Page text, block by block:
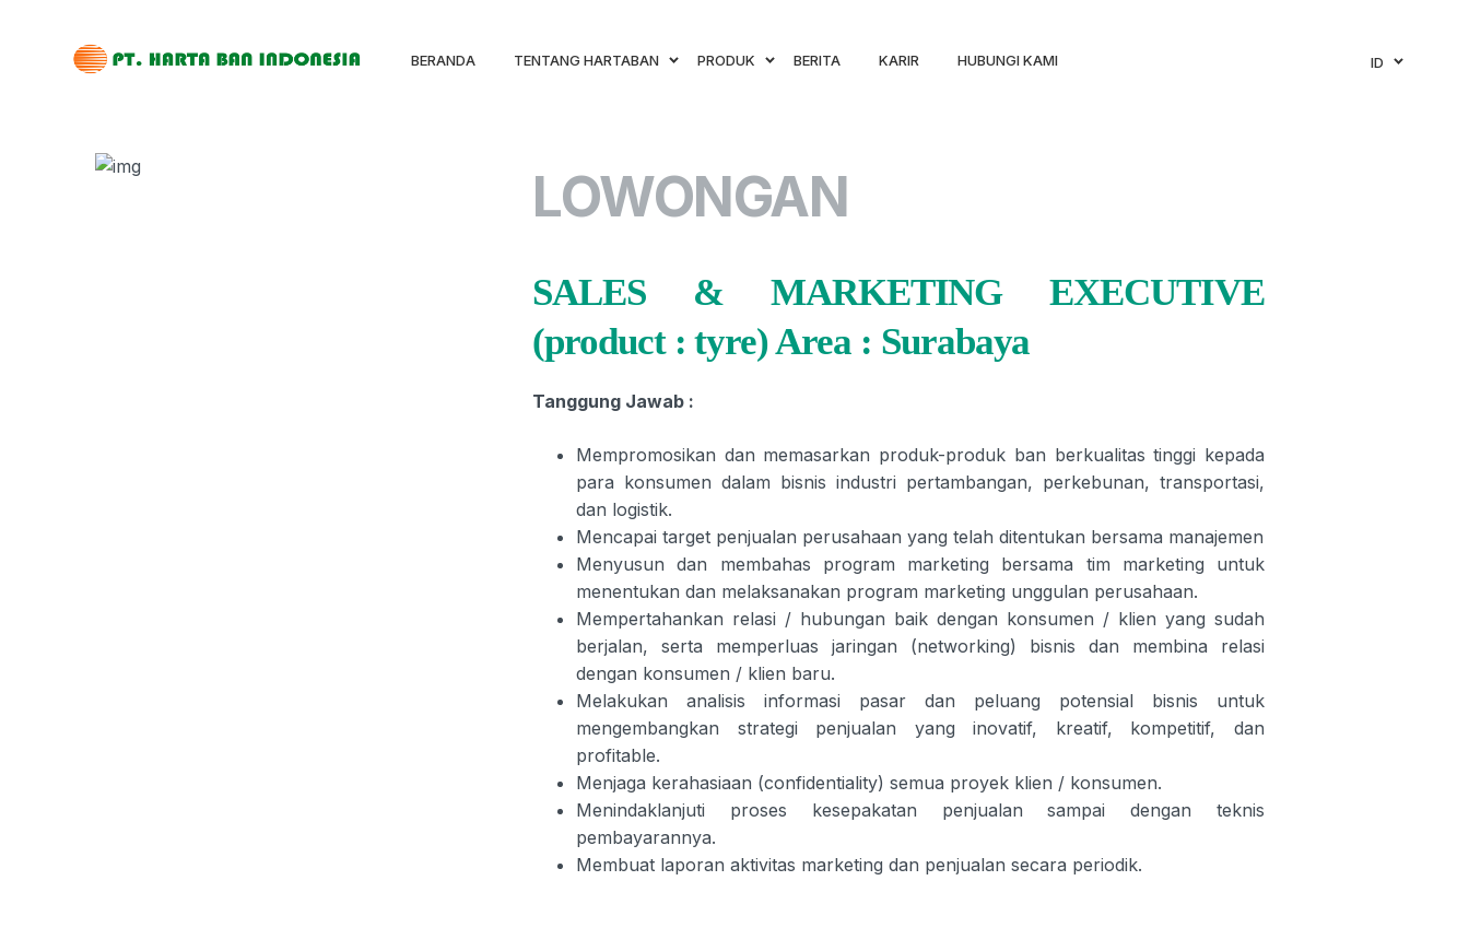
BERANDA TENTANG HARTABAN PRODUK BERITA KARIR HUBUNGI KAMI ID
LOWONGAN
SALES & MARKETING EXECUTIVE
(product : tyre) Area : Surabaya
Tanggung Jawab :
Mempromosikan dan memasarkan produk-produk ban berkualitas tinggi kepada
para konsumen dalam bisnis industri pertambangan, perkebunan, transportasi,
dan logistik.
Mencapai target penjualan perusahaan yang telah ditentukan bersama manajemen
Menyusun dan membahas program marketing bersama tim marketing untuk
menentukan dan melaksanakan program marketing unggulan perusahaan.
Mempertahankan relasi / hubungan baik dengan konsumen / klien yang sudah
berjalan, serta memperluas jaringan (networking) bisnis dan membina relasi
dengan konsumen / klien baru.
Melakukan analisis informasi pasar dan peluang potensial bisnis untuk
mengembangkan strategi penjualan yang inovatif, kreatif, kompetitif, dan
profitable.
Menjaga kerahasiaan (confidentiality) semua proyek klien / konsumen.
Menindaklanjuti proses kesepakatan penjualan sampai dengan teknis
pembayarannya.
Membuat laporan aktivitas marketing dan penjualan secara periodik.